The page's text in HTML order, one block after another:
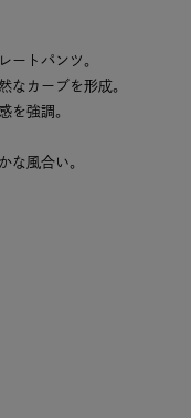
ートパンツ。
なカーブを形成。
を強調。
な風合い。